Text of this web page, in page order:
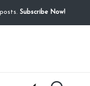
Subscribe Now!